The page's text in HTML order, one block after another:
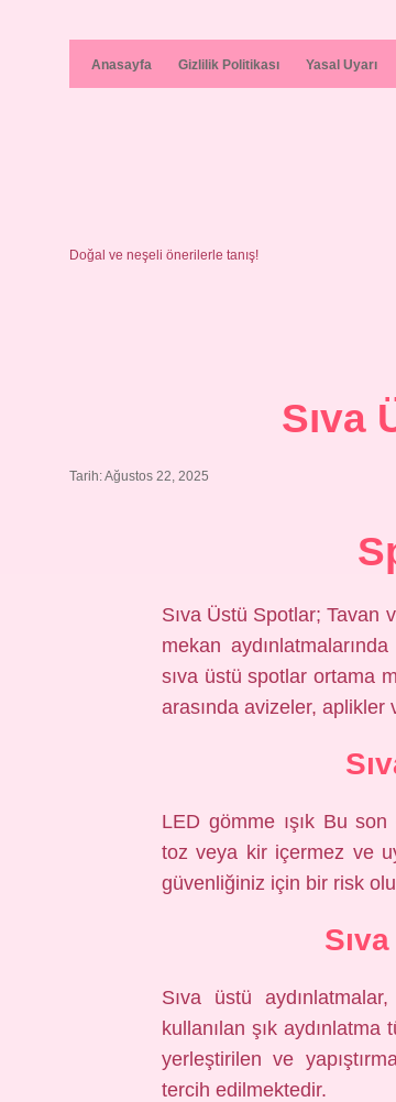
Anasayfa Gizlilik Politikası Yasal Uyarı
Doğal ve neşeli önerilerle tanış!
Sıva
Tarih: Ağustos 22, 2025
Sıva Üstü Spotlar; Tavan
mekan
sıva üstü spotlar ortama
arasında avizeler, aplikler
LED gömme ışık Bu
toz veya kir içermez ve
güvenliğiniz için bir risk
Sıva üstü
kullanılan şık
yerleştirilen ve
tercih edilmektedir.